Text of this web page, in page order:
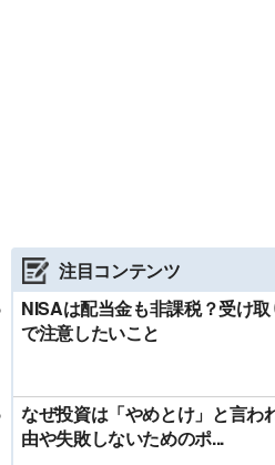
注目コンテンツ
NISAは配当金も非課税？受け
で注意したいこと
なぜ投資は「やめとけ」と言わ
由や失敗しないためのポ...